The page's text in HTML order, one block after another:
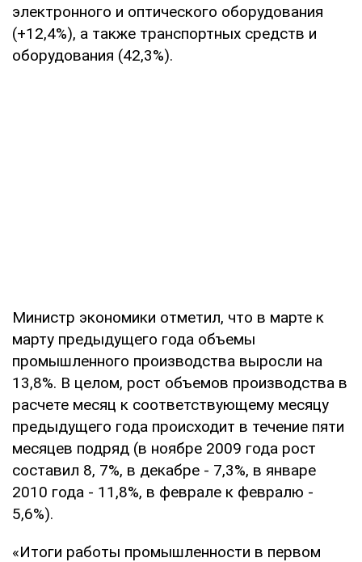
электронного и оптического оборудования
(+12,4%), а также транспортных средств и
оборудования (42,3%).
Министр экономики отметил, что в марте к
марту предыдущего года объемы
промышленного производства выросли на
13,8%. В целом, рост объемов производства в
расчете месяц к соответствующему месяцу
предыдущего года происходит в течение пяти
месяцев подряд (в ноябре 2009 года рост
составил 8, 7%, в декабре - 7,3%, в январе
2010 года - 11,8%, в феврале к февралю -
5,6%).
«Итоги работы промышленности в первом